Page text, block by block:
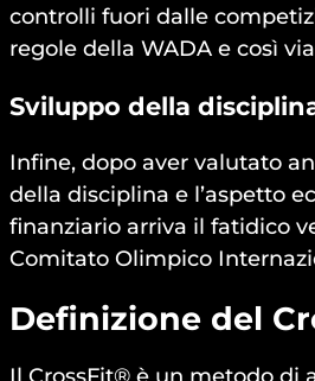
controlli fuori dalle
regole della WADA e così
Sviluppo della
Infine, dopo aver valutato
della disciplina e l’aspetto
finanziario arriva il fatidico
Comitato Olimpico
Definizione del